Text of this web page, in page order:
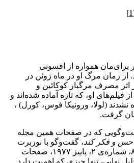
برای‌مان همواره از افسونی
از زمان مرگ او در ماه ژوئن در
مصرف مرگبار کوکائین و
او، که تازه آماده شده‌اند و
(لولا، ورونیکا فوس، کورل) ،
گرفت.
که در صفحات همین مجله
حس و فکر کند، گفت‌وگو با نوربرت
اِسپارو، سینه‌است، دوره‌ی ۸، شماره‌ی ۲، پاییز ۱۹۷۷، صفحات
تحلیل نهایی، تنها چیزی که اهمیت دارد